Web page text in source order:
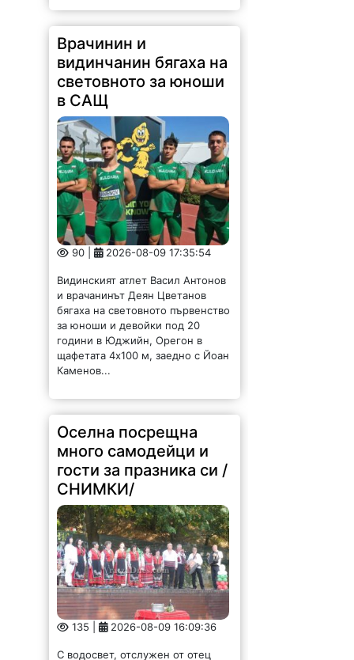
Врачинин и
видинчанин бягаха на
световното за юноши
в САЩ
90 | 2026-08-09 17:35:54
Видинският атлет Васил Антонов
и врачанинът Деян Цветанов
бягаха на световното първенство
за юноши и девойки под 20
години в Юджийн, Орегон в
щафетата 4х100 м, заедно с Йоан
Каменов...
Оселна посрещна
много самодейци и
гости за празника си /
СНИМКИ/
135 | 2026-08-09 16:09:36
С водосвет, отслужен от отец